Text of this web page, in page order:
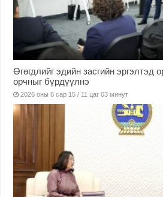
Өгөгдлийг эдийн засгийн эргэлтэд
орчныг бүрдүүлнэ
2026 оны 6 сар 15 / 11 цаг 03 минут